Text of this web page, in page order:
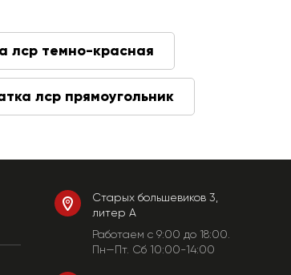
лср темно-красная
лср прямоугольник
Старых большевиков 3,
литер А
Работаем c 9:00 до 18:00.
Пн—Пт. Сб 10:00-14:00